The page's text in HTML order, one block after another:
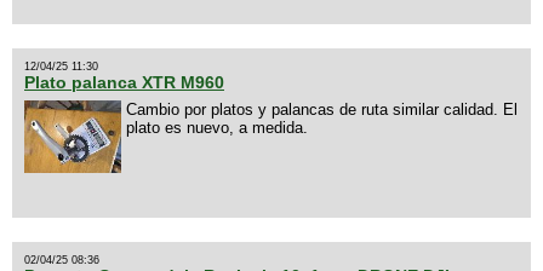
12/04/25 11:30
Plato palanca XTR M960
Cambio por platos y palancas de ruta similar calidad. El
plato es nuevo, a medida.
02/04/25 08:36